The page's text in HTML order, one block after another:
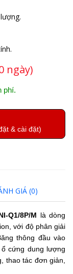
ngày)
phí.
& cài đặt)
GIÁ (0)
Q1/8P/M là dòng
với độ phân giải
thông đầu vào
cứng dung lượng
thao tác đơn giản,